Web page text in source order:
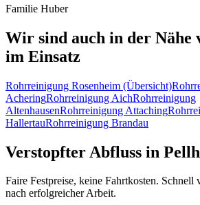
Familie Huber
Wir sind auch in der Nähe
im Einsatz
Rohrreinigung Rosenheim (Übersicht)
AcheringRohrreinigung AichRohrreinigung
AltenhausenRohrreinigung Attaching
HallertauRohrreinigung Brandau
Verstopfter Abfluss in
Faire Festpreise, keine Fahrtkosten.
nach erfolgreicher Arbeit.